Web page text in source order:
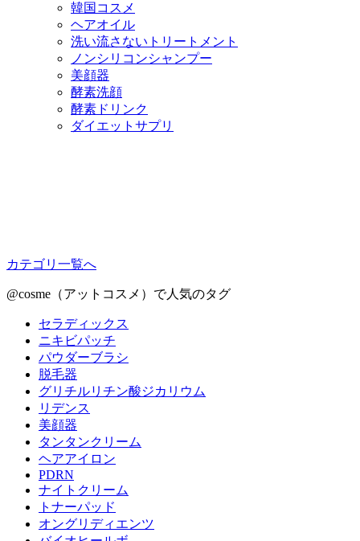
韓国コスメ
ヘアオイル
洗い流さないトリートメント
ノンシリコンシャンプー
美顔器
酵素洗顔
酵素ドリンク
ダイエットサプリ
カテゴリ一覧へ
@cosme（アットコスメ）で人気のタグ
セラディックス
ニキビパッチ
パウダーブラシ
脱毛器
グリチルリチン酸ジカリウム
リデンス
美顔器
タンタンクリーム
ヘアアイロン
PDRN
ナイトクリーム
トナーパッド
オングリディエンツ